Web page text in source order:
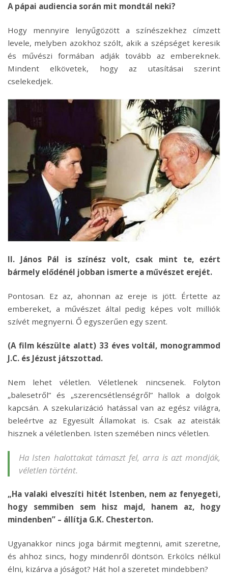
A pápai audiencia során mit mondtál neki?
Hogy mennyire lenyűgözött a színészekhez címzett
levele, melyben azokhoz szólt, akik a szépséget keresik
és művészi formában adják tovább az embereknek.
Mindent elkövetek, hogy az utasításai szerint
cselekedjek.
II. János Pál is színész volt, csak mint te, ezért
bármely elődénél jobban ismerte a művészet erejét.
Pontosan. Ez az, ahonnan az ereje is jött. Értette az
embereket, a művészet által pedig képes volt milliók
szívét megnyerni. Ő egyszerűen egy szent.
(A film készülte alatt) 33 éves voltál, monogrammod
J.C. és Jézust játszottad.
Nem lehet véletlen. Véletlenek nincsenek. Folyton
„balesetről” és „szerencsétlenségről” hallok a dolgok
kapcsán. A szekularizáció hatással van az egész világra,
beleértve az Egyesült Államokat is. Csak az ateisták
hisznek a véletlenben. Isten szemében nincs véletlen.
Ha Isten halottakat támaszt fel, arra is azt mondják,
véletlen történt.
„Ha valaki elveszíti hitét Istenben, nem az fenyegeti,
hogy semmiben sem hisz majd, hanem az, hogy
mindenben” – állítja G.K. Chesterton.
Ugyanakkor nincs joga bármit megtenni, amit szeretne,
és ahhoz sincs, hogy mindenről döntsön. Erkölcs nélkül
élni, kizárva a jóságot? Hát hol a szeretet mindebben?